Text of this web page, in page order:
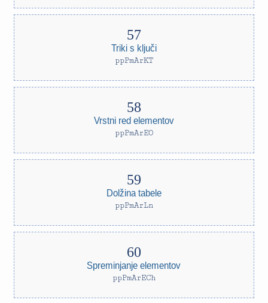
Triki s ključi
ppPmArKT
Vrstni red elementov
ppPmArEO
Dolžina tabele
ppPmArLn
Spreminjanje elementov
ppPmArECh